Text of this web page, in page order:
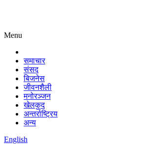
Menu
समाचार
संसद
बिजनेस
जीवनशैली
मनोरञ्जन
खेलकुद
अन्तर्राष्ट्रिय
अन्य
English